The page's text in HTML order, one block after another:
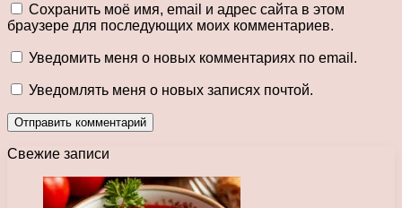
Сохранить моё имя, email и адрес сайта в этом
браузере для последующих моих комментариев.
Уведомить меня о новых комментариях по email.
Уведомлять меня о новых записях почтой.
Свежие записи